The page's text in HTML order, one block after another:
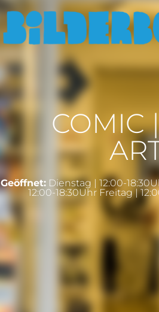
COMIC
Geöffnet:Dienstag | 12:00-
12:00-18:30Uhr Freitag |